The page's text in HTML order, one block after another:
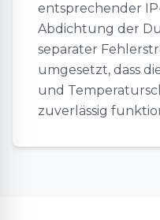
entsprechender
Abdichtung der
separater
umgesetzt, dass
und
zuverlässig